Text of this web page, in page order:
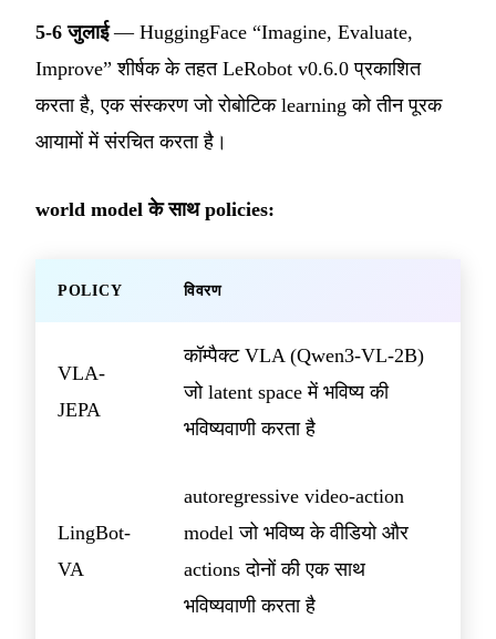
5-6 जुलाई— HuggingFace “Imagine, Evaluate,
Improve” शीर्षक के तहत LeRobot v0.6.0 प्रकाशित
करता है, एक संस्करण जो रोबोटिक learning को तीन पूरक
आयामों में संरचित करता है।
world model के साथ policies:
POLICY विवरण
VLA-
JEPA
कॉम्पैक्ट VLA (Qwen3-VL-2B)
जो latent space में भविष्य की
भविष्यवाणी करता है
LingBot-
VA
autoregressive video-action
model जो भविष्य के वीडियो और
actions दोनों की एक साथ
भविष्यवाणी करता है